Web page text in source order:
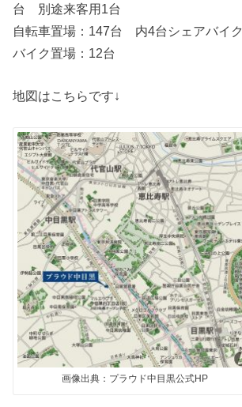
台 別途来客用1台
自転車置場：147台 内4台シェアバイク
バイク置場：12台
地図はこちらです↓
画像出典：プラウド中目黒公式HP